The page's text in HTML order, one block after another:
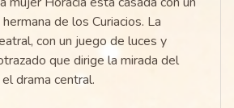
de los Curiacios. La
con un juego de luces y
que dirige la mirada del
drama central.